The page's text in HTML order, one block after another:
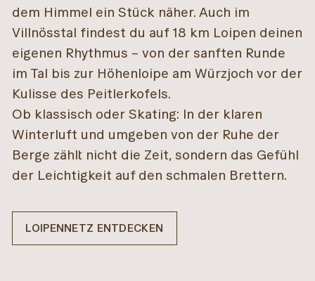
dem Himmel ein Stück näher. Auch im
Villnösstal findest du auf 18 km Loipen deinen
eigenen Rhythmus – von der sanften Runde
im Tal bis zur Höhenloipe am Würzjoch vor der
Kulisse des Peitlerkofels.
Ob klassisch oder Skating: In der klaren
Winterluft und umgeben von der Ruhe der
Berge zählt nicht die Zeit, sondern das Gefühl
der Leichtigkeit auf den schmalen Brettern.
LOIPENNETZ ENTDECKEN